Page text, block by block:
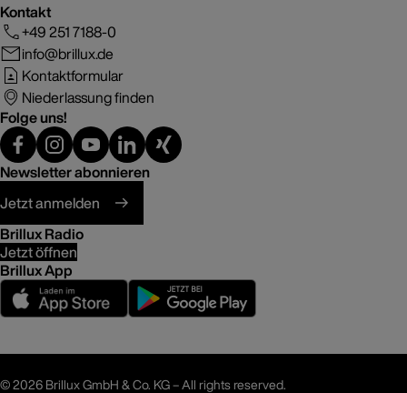
Kontakt
+49 251 7188-0
info@brillux.de
Kontaktformular
Niederlassung finden
Folge uns!
Newsletter abonnieren
Jetzt anmelden
Brillux Radio
Jetzt öffnen
Brillux App
©2026 Brillux GmbH & Co. KG – All rights reserved.